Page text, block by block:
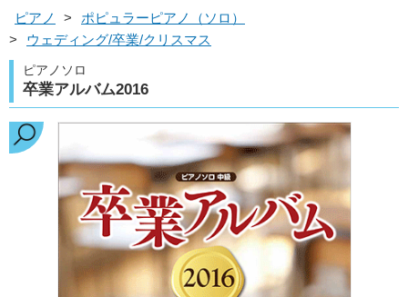
ピアノ >
ポピュラーピアノ（ソロ）
>
ウェディング/卒業/クリスマス
ピアノソロ
卒業アルバム2016